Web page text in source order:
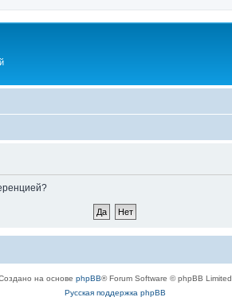
на основе phpBB® Forum Software © phpBB Limited
Русская поддержка phpBB